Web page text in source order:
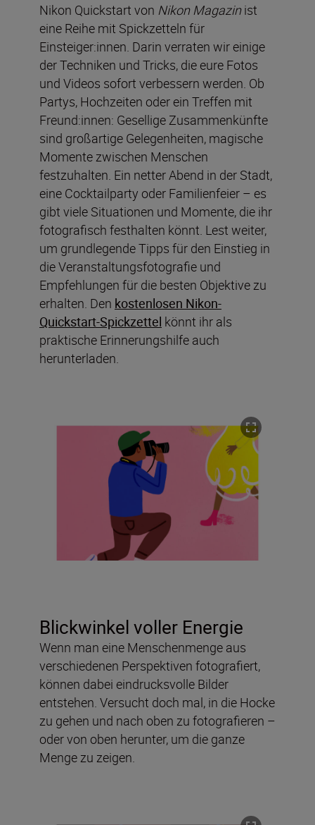
Nikon Quickstart von Nikon Magazinist
eine Reihe mit Spickzetteln für
Einsteiger:innen. Darin verraten wir einige
der Techniken und Tricks, die eure Fotos
und Videos sofort verbessern werden. Ob
Partys, Hochzeiten oder ein Treffen mit
Freund:innen: Gesellige Zusammenkünfte
sind großartige Gelegenheiten, magische
Momente zwischen Menschen
festzuhalten. Ein netter Abend in der Stadt,
eine Cocktailparty oder Familienfeier – es
gibt viele Situationen und Momente, die ihr
fotografisch festhalten könnt. Lest weiter,
um grundlegende Tipps für den Einstieg in
die Veranstaltungsfotografie und
Empfehlungen für die besten Objektive zu
erhalten. Den kostenlosen Nikon-
Quickstart-Spickzettel könnt ihr als
praktische Erinnerungshilfe auch
herunterladen.
Blickwinkel voller Energie
Wenn man eine Menschenmenge aus
verschiedenen Perspektiven fotografiert,
können dabei eindrucksvolle Bilder
entstehen. Versucht doch mal, in die Hocke
zu gehen und nach oben zu fotografieren –
oder von oben herunter, um die ganze
Menge zu zeigen.